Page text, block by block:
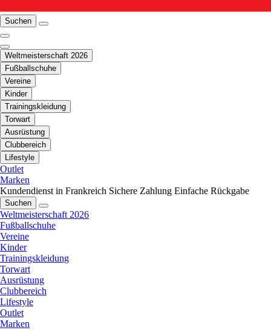
Suchen
Weltmeisterschaft 2026
Fußballschuhe
Vereine
Kinder
Trainingskleidung
Torwart
Ausrüstung
Clubbereich
Lifestyle
Outlet
Marken
Kundendienst in Frankreich Sichere Zahlung Einfache Rückgabe
Suchen
Weltmeisterschaft 2026
Fußballschuhe
Vereine
Kinder
Trainingskleidung
Torwart
Ausrüstung
Clubbereich
Lifestyle
Outlet
Marken